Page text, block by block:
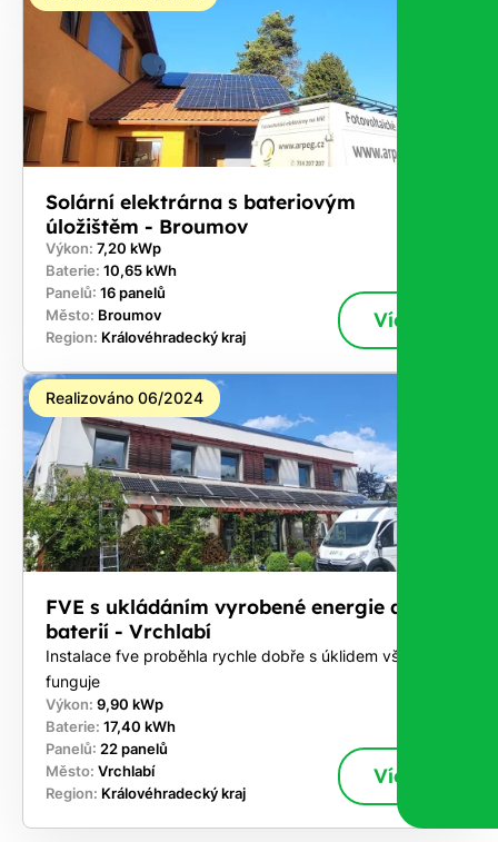
Solární elektrárna s bateriovým
úložištěm - Broumov
Výkon: 7,20 kWp
Baterie: 10,65 kWh
Panelů: 16 panelů
Město: Broumov
Region: Královéhradecký kraj
Více
Realizováno 06/2024
FVE s ukládáním vyrobené energie do
baterií - Vrchlabí
Instalace fve proběhla rychle dobře s úklidem vše
funguje
Výkon: 9,90 kWp
Baterie: 17,40 kWh
Panelů: 22 panelů
Město: Vrchlabí
Region: Královéhradecký kraj
Více